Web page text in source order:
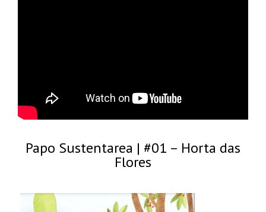
Papo Sustentarea | #01 – Horta das
Flores